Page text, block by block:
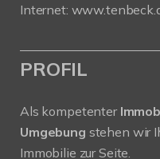
Internet:
PROFIL
Als kompetenter
Umgebung stehen wir
Immobilie zur Seite.